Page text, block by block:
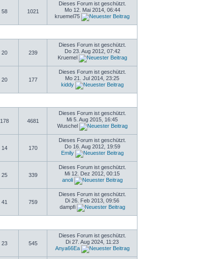
58 1021
Dieses Forum ist geschützt.
Mo 12. Mai 2014, 06:44
kruemel75
20 239
Dieses Forum ist geschützt.
Do 23. Aug 2012, 07:42
Kruemel
20 177
Dieses Forum ist geschützt.
Mo 21. Jul 2014, 23:25
kiddy
178 4681
Dieses Forum ist geschützt.
Mi 5. Aug 2015, 16:45
Wuschel
14 170
Dieses Forum ist geschützt.
Do 16. Aug 2012, 19:59
Emily
25 339
Dieses Forum ist geschützt.
Mi 12. Dez 2012, 00:15
anoli
41 759
Dieses Forum ist geschützt.
Di 26. Feb 2013, 09:56
dampfi
23 545
Dieses Forum ist geschützt.
Di 27. Aug 2024, 11:23
Anya66Ea